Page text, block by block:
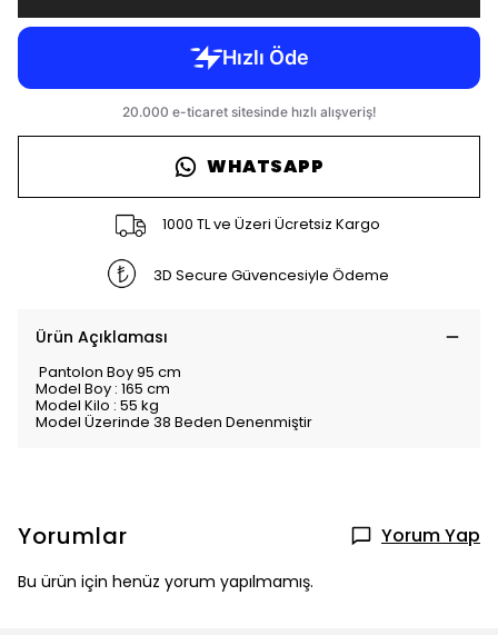
WHATSAPP
1000 TL ve Üzeri Ücretsiz Kargo
3D Secure Güvencesiyle Ödeme
Ürün Açıklaması
Pantolon Boy 95 cm
Model Boy : 165 cm
Model Kilo : 55 kg
Model Üzerinde 38 Beden Denenmiştir
Yorumlar Yorum Yap
Bu ürün için henüz yorum yapılmamış.